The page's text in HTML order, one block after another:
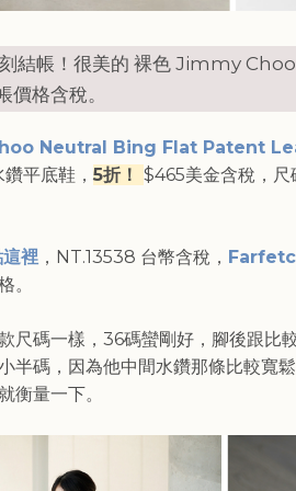
刻結帳！很美的 裸色 Jimmy
價格含稅。
Neutral Bing Flat Patent
平底鞋， 5折！ $465美金含稅，尺
裡 ，NT.13538 台幣含稅，
。
尺碼一樣，36碼蠻剛好，腳後跟比
半碼，因為他中間水鑽那條比較寬
衡量一下。